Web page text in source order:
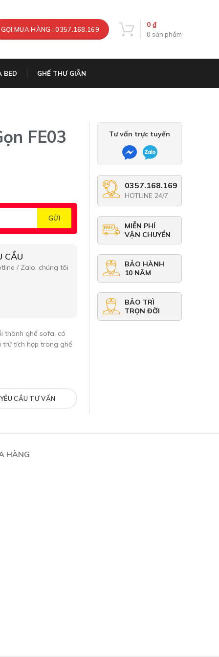
GỌI MUA HÀNG : 0357.168.169
0 sản phẩm
0 ₫
BED GHẾ THƯ GIÃN
FE03
CẦU
/ Zalo, chúng tôi
thành ghế sofa, có
trữ tích hợp trong ghế
YÊU CẦU TƯ VẤN
Tư vấn trực tuyến
0357.168.169
HOTLINE 24/7
MIỄN PHÍ
VẬN CHUYỂN
BẢO HÀNH
10 NĂM
BẢO TRÌ
TRỌN ĐỜI
HÀNG